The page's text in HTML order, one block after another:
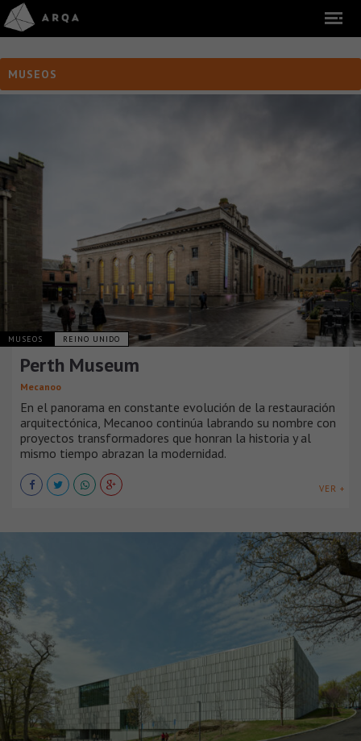
MUSEOS
MUSEOS REINO UNIDO
Perth Museum
Mecanoo
En el panorama en constante evolución de la restauración
arquitectónica, Mecanoo continúa labrando su nombre con
proyectos transformadores que honran la historia y al
mismo tiempo abrazan la modernidad.
VER +